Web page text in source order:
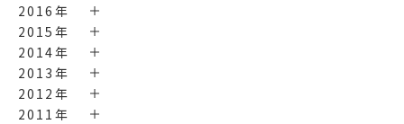
2016年
2015年
2014年
2013年
2012年
2011年